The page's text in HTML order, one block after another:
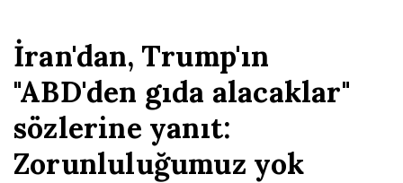
İran'dan, Trump'ın
"ABD'den gıda alacaklar"
sözlerine yanıt:
Zorunluluğumuz yok